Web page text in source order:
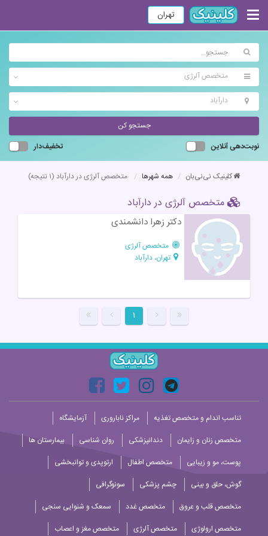
تهران
متخصص آلرژی
دارآباد
جستجو کن
نوبت‌دهی آنلاین
تخفیف‌دار
کلینیک نی‌نی‌بان همه شهرها متخصص آلرژی در دارآباد (۱ نتیجه)
متخصص آلرژی در دارآباد
دکتر زهرا دانشمندی
متخصص آلرژی
تهران، دارآباد
۱
تناسب اندام و متخصص تغذیه مراکز ناباروری
آزمایشگاه
متخصص زنان و زایمان
دندانپزشکی روان شناسی
بیمارستان ها
پوست، مو و زیبایی
متخصص اطفال
ارتوپدی و توانبخشی
گوش، حلق و بینی
چشم پزشکی
سونوگرافی
متخصص قلب و عروق
متخصص غدد
سمعک و شنوایی سنجی
متخصص ارولوژی
متخصص آلرژی متخصص مغز و اعصاب